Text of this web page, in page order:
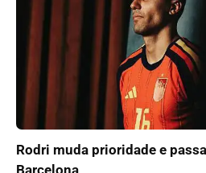
Rodri muda prioridade e
Barcelona